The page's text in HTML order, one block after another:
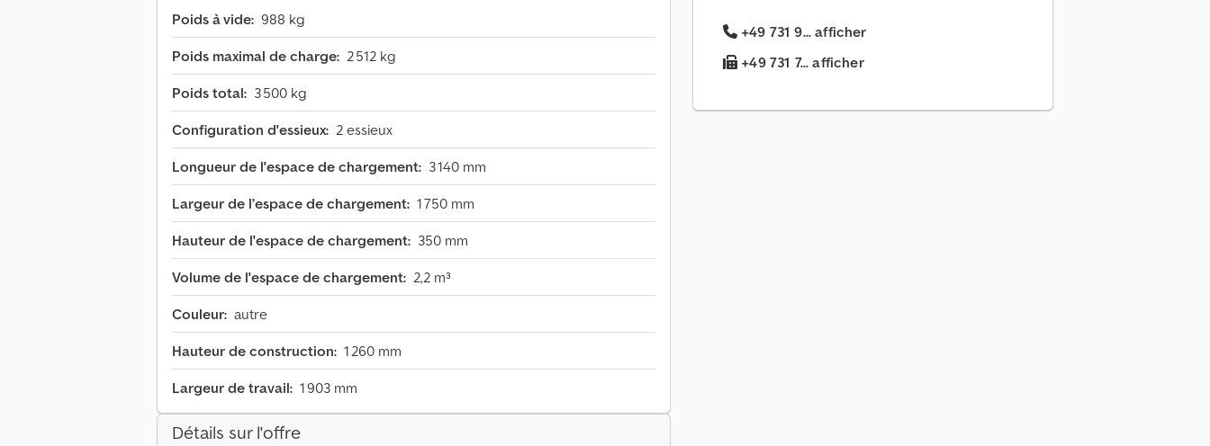
Poids à vide: 988 kg
Poids maximal de charge: 2 512 kg
Poids total: 3 500 kg
Configuration d'essieux: 2 essieux
Longueur de l'espace de chargement: 3 140 mm
Largeur de l’espace de chargement: 1 750 mm
Hauteur de l'espace de chargement: 350 mm
Volume de l'espace de chargement: 2,2 m³
Couleur: autre
Hauteur de construction: 1 260 mm
Largeur de travail: 1 903 mm
Détails sur l'offre
+49 731 9... afficher
+49 731 7... afficher